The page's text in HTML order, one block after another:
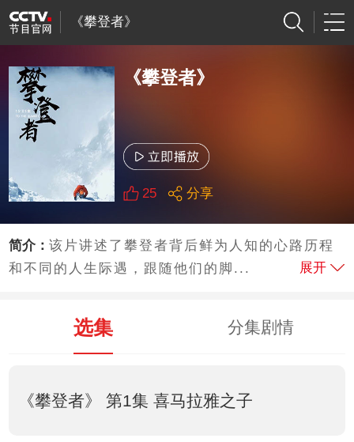
《攀登者》
《攀登者》
25 分享
简介：该片讲述了攀登者背后鲜为人知的心路历程
和不同的人生际遇，跟随他们的脚...
展开
选集 分集剧情
《攀登者》 第1集 喜马拉雅之子